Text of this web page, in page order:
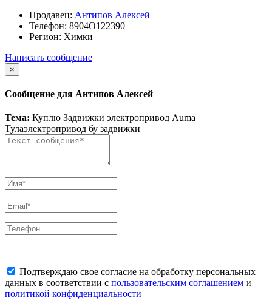
Продавец: Антипов Алексей
Телефон: 8904О122390
Регион: Химки
Написать сообщение
×
Сообщение для Антипов Алексей
Тема: Куплю Задвижки электропривод Auma
Тулаэлектропривод бу задвижки
Подтверждаю свое согласие на обработку персональных
данных в соответствии с пользовательским соглашением и
политикой конфиденциальности